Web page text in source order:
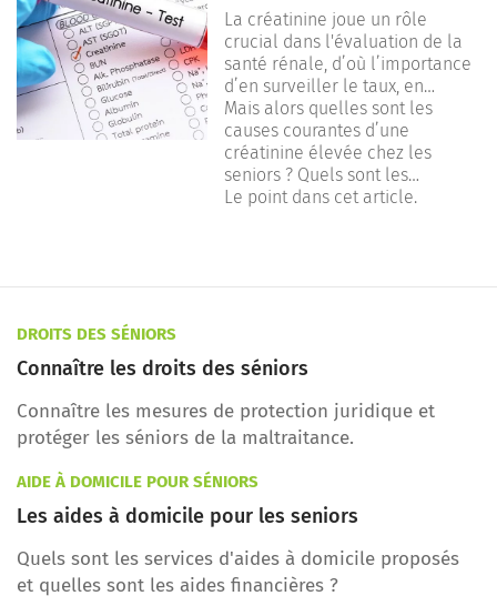
s’inquiéter ?
La créatinine joue un rôle
crucial dans l'évaluation de la
santé rénale, d’où l’importance
d’en surveiller le taux, en
particulier chez les personnes
âgées.
Mais alors quelles sont les
causes courantes d’une
créatinine élevée chez les
seniors ? Quels sont les
symptômes qui doivent alerter ?
Le point dans cet article.
DROITS DES SÉNIORS
Connaître les droits des séniors
Connaître les mesures de protection juridique et
protéger les séniors de la maltraitance.
AIDE À DOMICILE POUR SÉNIORS
Les aides à domicile pour les seniors
Quels sont les services d'aides à domicile proposés
et quelles sont les aides financières ?